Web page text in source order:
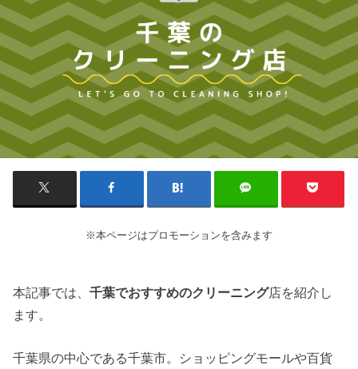
※本ページはプロモーションを含みます
本記事では、千葉でおすすめのクリーニング店を紹介し
ます。
千葉県の中心である千葉市。ショッピングモールや百貨